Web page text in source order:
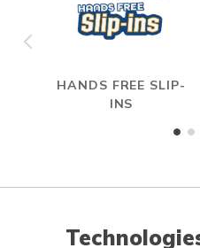
HANDS FREE SLIP-
INS